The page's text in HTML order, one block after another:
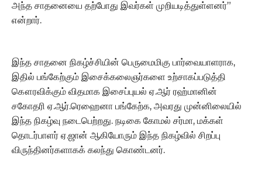
அந்த சாதனையை தற்போது இவர்கள் முறியடித்துள்ளனர்”
என்றார்.
இந்த சாதனை நிகழ்ச்சியின் பெருமைமிகு பார்வையாளராக,
இதில் பங்கேற்கும் இசைக்கலைஞர்களை உற்சாகப்படுத்தி
கௌரவிக்கும் விதமாக இசைப்புயல் ஏ.ஆர் ரஹ்மானின்
சகோதரி ஏ.ஆர்.ரெஹைனா பங்கேற்க, அவரது முன்னிலையில்
இந்த நிகழ்வு நடைபெற்றது. நடிகை கோமல் சர்மா, மக்கள்
தொடர்பாளர் ஏ.ஜான் ஆகியோரும் இந்த நிகழ்வில் சிறப்பு
விருந்தினர்களாகக் கலந்து கொண்டனர்.